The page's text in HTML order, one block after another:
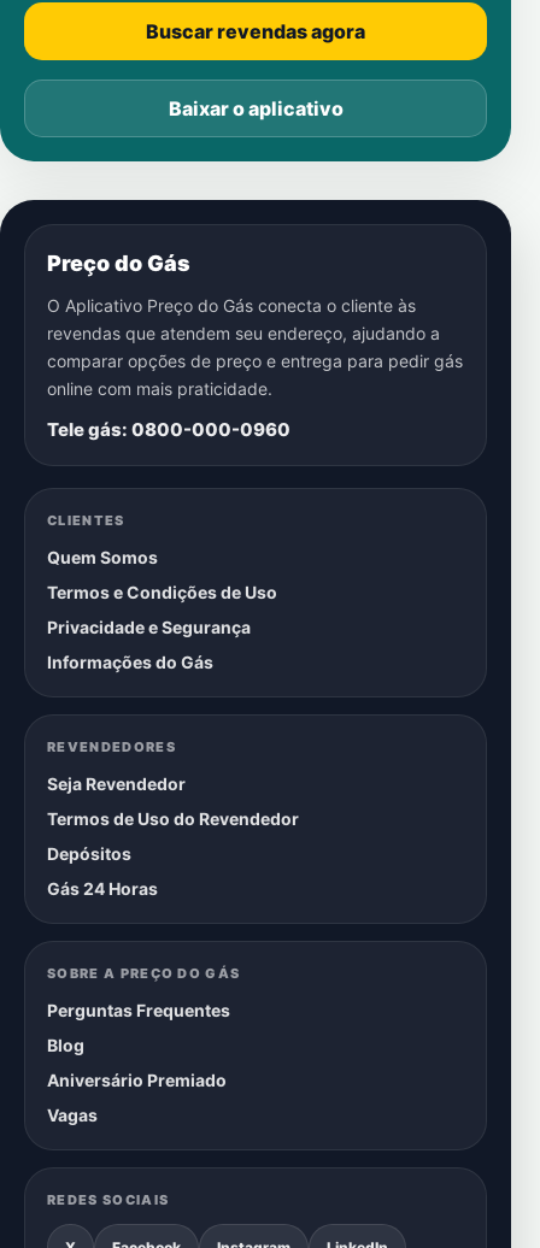
Buscar revendas agora
Baixar o aplicativo
Preço do Gás
O Aplicativo Preço do Gás conecta o cliente às
revendas que atendem seu endereço, ajudando a
comparar opções de preço e entrega para pedir gás
online com mais praticidade.
Tele gás: 0800-000-0960
CLIENTES
Quem Somos
Termos e Condições de Uso
Privacidade e Segurança
Informações do Gás
REVENDEDORES
Seja Revendedor
Termos de Uso do Revendedor
Depósitos
Gás 24 Horas
SOBRE A PREÇO DO GÁS
Perguntas Frequentes
Blog
Aniversário Premiado
Vagas
REDES SOCIAIS